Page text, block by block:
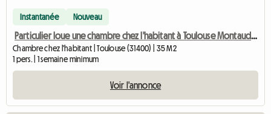
Instantanée Nouveau
Particulier loue une chambre chez l'habitant à Toulouse Montaudran
Chambre chez l'habitant | Toulouse (31400) | 35 M2
1 pers. | 1 semaine minimum
Voir l'annonce